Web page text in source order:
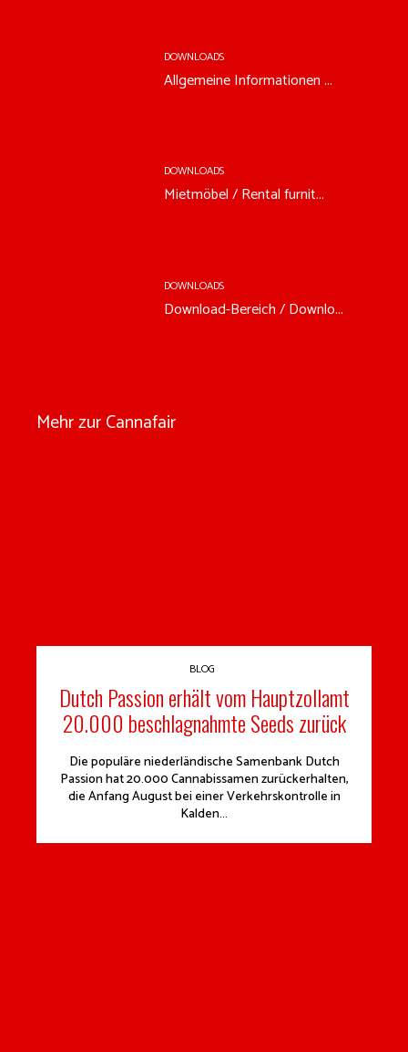
DOWNLOADS
Allgemeine Informationen ...
DOWNLOADS
Mietmöbel / Rental furnit...
DOWNLOADS
Download-Bereich / Downlo...
Mehr zur Cannafair
BLOG
Dutch Passion erhält vom Hauptzollamt
20.000 beschlagnahmte Seeds zurück
Die populäre niederländische Samenbank Dutch
Passion hat 20.000 Cannabissamen zurückerhalten,
die Anfang August bei einer Verkehrskontrolle in
Kalden...